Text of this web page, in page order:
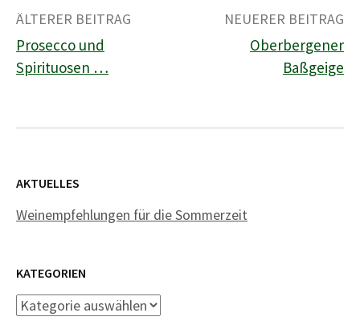
Beitrags-
Navigation
ÄLTERER BEITRAG
Prosecco und
Spirituosen …
NEUERER BEITRAG
Oberbergener
Baßgeige
AKTUELLES
Weinempfehlungen für die Sommerzeit
KATEGORIEN
Kategorien